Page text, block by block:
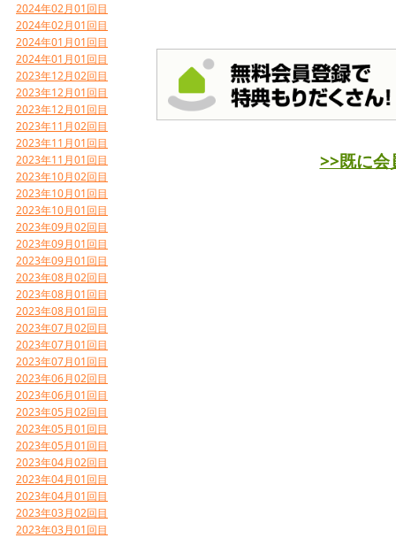
2024年02月01回目
2024年02月01回目
2024年01月01回目
2024年01月01回目
2023年12月02回目
2023年12月01回目
2023年12月01回目
2023年11月02回目
2023年11月01回目
2023年11月01回目
2023年10月02回目
2023年10月01回目
2023年10月01回目
2023年09月02回目
2023年09月01回目
2023年09月01回目
2023年08月02回目
2023年08月01回目
2023年08月01回目
2023年07月02回目
2023年07月01回目
2023年07月01回目
2023年06月02回目
2023年06月01回目
2023年05月02回目
2023年05月01回目
2023年05月01回目
2023年04月02回目
2023年04月01回目
2023年04月01回目
2023年03月02回目
2023年03月01回目
>>既に会